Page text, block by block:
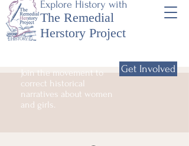
Explore History with
The Remedial
Herstory Project
Join the movement to
correct historical
narratives about women
and girls.
Get Involved